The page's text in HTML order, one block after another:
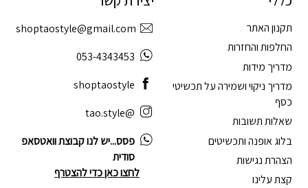
תקנון האתר
החלפות והחזרות
מדריך מידות
מדריך ניקוי ושמירה על תכשיטי
כסף
שאלות תשובות
בלוג אופנה ותכשיטים
הצהרת נגישות
קצת עלינו
shoptaostyle@gmail.com
053-4343453
shoptaostyle
@tao.style
פסס...יש לנו קבוצת וואטסאפ
סודית
לחצו כאן כדי להצטרף